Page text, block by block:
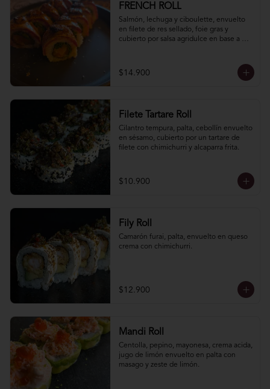
FRENCH ROLL
Salmón, lechuga y ciboulette, envuelto
en filete de res sellado, foie gras y
cubierto por salsa agridulce en base a
$14.900
Filete Tartare Roll
Cilantro tempura, palta, cebollín envuelto
en sésamo, cubierto por un tartare de
filete con chimichurri y alcaparra frita.
$10.900
Fily Roll
Camarón furai, palta, envuelto en queso
crema con chimichurri.
$12.900
Mandi Roll
Centolla, pepino, mayonesa, crema acida,
jugo de limón envuelto en palta con
masago y zeste de limón.